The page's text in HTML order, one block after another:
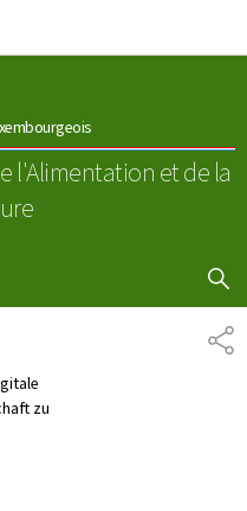
l'Alimentation et de la
zu